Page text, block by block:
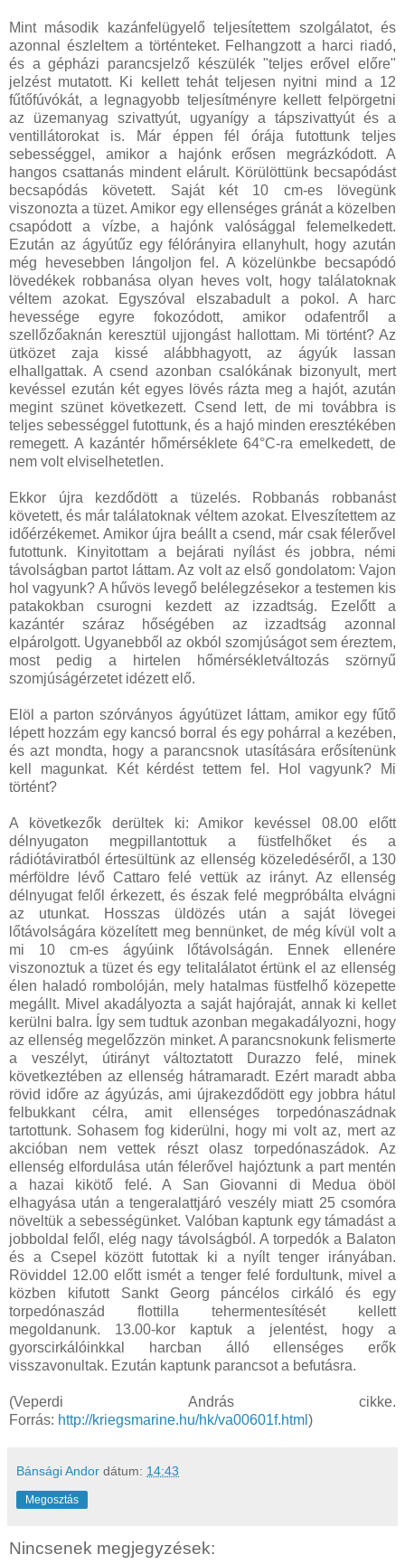
Mint második kazánfelügyelő teljesítettem szolgálatot, és
azonnal észleltem a történteket. Felhangzott a harci riadó,
és a gépházi parancsjelző készülék "teljes erővel előre"
jelzést mutatott. Ki kellett tehát teljesen nyitni mind a 12
fűtőfúvókát, a legnagyobb teljesítményre kellett felpörgetni
az üzemanyag szivattyút, ugyanígy a tápszivattyút és a
ventillátorokat is. Már éppen fél órája futottunk teljes
sebességgel, amikor a hajónk erősen megrázkódott. A
hangos csattanás mindent elárult. Körülöttünk becsapódást
becsapódás követett. Saját két 10 cm-es lövegünk
viszonozta a tüzet. Amikor egy ellenséges gránát a közelben
csapódott a vízbe, a hajónk valósággal felemelkedett.
Ezután az ágyútűz egy félórányira ellanyhult, hogy azután
még hevesebben lángoljon fel. A közelünkbe becsapódó
lövedékek robbanása olyan heves volt, hogy találatoknak
véltem azokat. Egyszóval elszabadult a pokol. A harc
hevessége egyre fokozódott, amikor odafentről a
szellőzőaknán keresztül ujjongást hallottam. Mi történt? Az
ütközet zaja kissé alábbhagyott, az ágyúk lassan
elhallgattak. A csend azonban csalókának bizonyult, mert
kevéssel ezután két egyes lövés rázta meg a hajót, azután
megint szünet következett. Csend lett, de mi továbbra is
teljes sebességgel futottunk, és a hajó minden eresztékében
remegett. A kazántér hőmérséklete 64°C-ra emelkedett, de
nem volt elviselhetetlen.
Ekkor újra kezdődött a tüzelés. Robbanás robbanást
követett, és már találatoknak véltem azokat. Elveszítettem az
időérzékemet. Amikor újra beállt a csend, már csak félerővel
futottunk. Kinyitottam a bejárati nyílást és jobbra, némi
távolságban partot láttam. Az volt az első gondolatom: Vajon
hol vagyunk? A hűvös levegő belélegzésekor a testemen kis
patakokban csurogni kezdett az izzadtság. Ezelőtt a
kazántér száraz hőségében az izzadtság azonnal
elpárolgott. Ugyanebből az okból szomjúságot sem éreztem,
most pedig a hirtelen hőmérsékletváltozás szörnyű
szomjúságérzetet idézett elő.
Elöl a parton szórványos ágyútüzet láttam, amikor egy fűtő
lépett hozzám egy kancsó borral és egy pohárral a kezében,
és azt mondta, hogy a parancsnok utasítására erősítenünk
kell magunkat. Két kérdést tettem fel. Hol vagyunk? Mi
történt?
A következők derültek ki: Amikor kevéssel 08.00 előtt
délnyugaton megpillantottuk a füstfelhőket és a
rádiótáviratból értesültünk az ellenség közeledéséről, a 130
mérföldre lévő Cattaro felé vettük az irányt. Az ellenség
délnyugat felől érkezett, és észak felé megpróbálta elvágni
az utunkat. Hosszas üldözés után a saját lövegei
lőtávolságára közelített meg bennünket, de még kívül volt a
mi 10 cm-es ágyúink lőtávolságán. Ennek ellenére
viszonoztuk a tüzet és egy telitalálatot értünk el az ellenség
élen haladó rombolóján, mely hatalmas füstfelhő közepette
megállt. Mivel akadályozta a saját hajóraját, annak ki kellet
kerülni balra. Így sem tudtuk azonban megakadályozni, hogy
az ellenség megelőzzön minket. A parancsnokunk felismerte
a veszélyt, útirányt változtatott Durazzo felé, minek
következtében az ellenség hátramaradt. Ezért maradt abba
rövid időre az ágyúzás, ami újrakezdődött egy jobbra hátul
felbukkant célra, amit ellenséges torpedónaszádnak
tartottunk. Sohasem fog kiderülni, hogy mi volt az, mert az
akcióban nem vettek részt olasz torpedónaszádok. Az
ellenség elfordulása után félerővel hajóztunk a part mentén
a hazai kikötő felé. A San Giovanni di Medua öböl
elhagyása után a tengeralattjáró veszély miatt 25 csomóra
növeltük a sebességünket. Valóban kaptunk egy támadást a
jobboldal felől, elég nagy távolságból. A torpedók a Balaton
és a Csepel között futottak ki a nyílt tenger irányában.
Röviddel 12.00 előtt ismét a tenger felé fordultunk, mivel a
közben kifutott Sankt Georg páncélos cirkáló és egy
torpedónaszád flottilla tehermentesítését kellett
megoldanunk. 13.00-kor kaptuk a jelentést, hogy a
gyorscirkálóinkkal harcban álló ellenséges erők
visszavonultak. Ezután kaptunk parancsot a befutásra.
(Veperdi András cikke.
Forrás: http://kriegsmarine.hu/hk/va00601f.html )
Bánsági Andor dátum: 14:43
Megosztás
Nincsenek megjegyzések: